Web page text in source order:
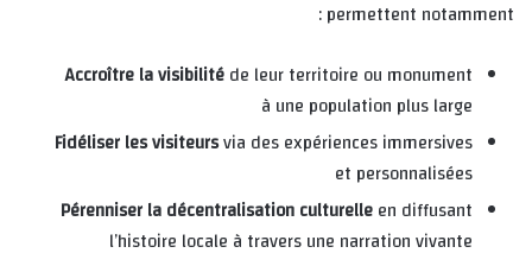
permettent notamment :
Accroître la visibilitéde leur territoire ou monument
à une population plus large
Fidéliser les visiteursvia des expériences immersives
et personnalisées
Pérenniser la décentralisation culturelleen diffusant
l’histoire locale à travers une narration vivante